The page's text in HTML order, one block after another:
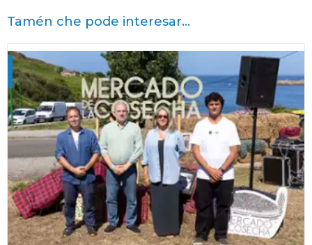
Tamén che pode interesar...